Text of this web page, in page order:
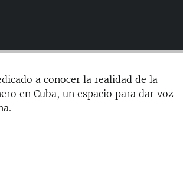
LA VIVIENDA EN CUBA
A UCRANIA
a conocer la realidad de la
en Cuba, un espacio para dar voz